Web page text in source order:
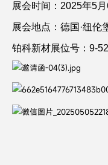
展会时间：2025年5月
展会地点：德国·纽伦
铂科新材展位号：9-